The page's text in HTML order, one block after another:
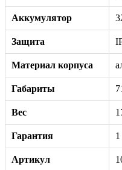
Аккумулятор
Защита
Материал корпуса
Габариты
Вес
Гарантия
Артикул